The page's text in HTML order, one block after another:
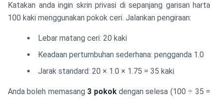
Katakan anda ingin skrin privasi di sepanjang garisan harta
100 kaki menggunakan pokok ceri. Jalankan pengiraan:
Lebar matang ceri: 20 kaki
Keadaan pertumbuhan sederhana: pengganda 1.0
Jarak standard: 20 × 1.0 × 1.75 = 35 kaki
Anda boleh memasang 3 pokokdengan selesa (100 ÷ 35 =